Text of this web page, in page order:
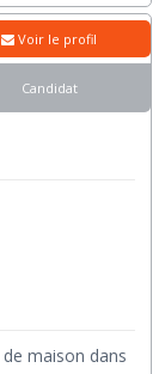
maison dans
Voir le profil
Candidat